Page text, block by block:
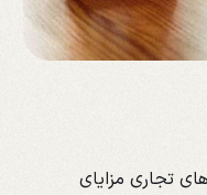
تجاری مزایای